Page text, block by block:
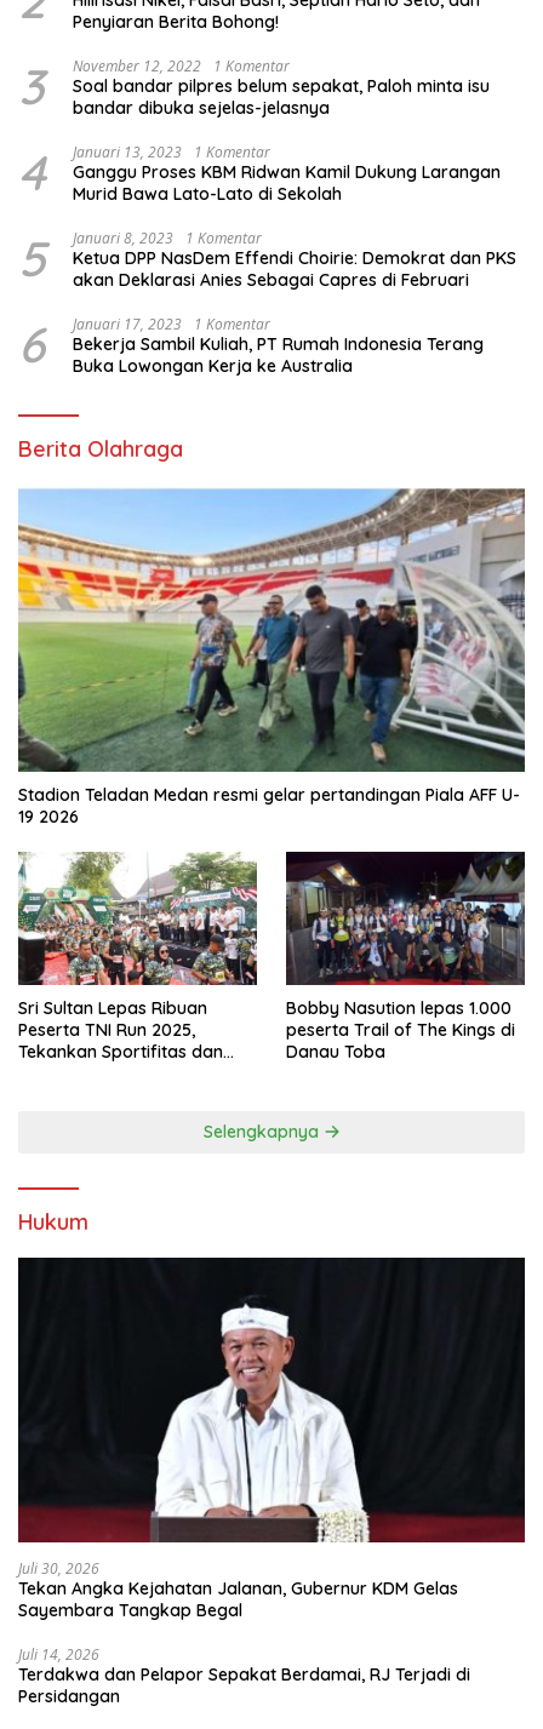
Penyiaran Berita Bohong!
3 November 12, 2022 1 Komentar
Soal bandar pilpres belum sepakat, Paloh minta isu
bandar dibuka sejelas-jelasnya
4 Januari 13, 2023 1 Komentar
Ganggu Proses KBM Ridwan Kamil Dukung Larangan
Murid Bawa Lato-Lato di Sekolah
5 Januari 8, 2023 1 Komentar
Ketua DPP NasDem Effendi Choirie: Demokrat dan PKS
akan Deklarasi Anies Sebagai Capres di Februari
6 Januari 17, 2023 1 Komentar
Bekerja Sambil Kuliah, PT Rumah Indonesia Terang
Buka Lowongan Kerja ke Australia
Berita Olahraga
Stadion Teladan Medan resmi gelar pertandingan Piala AFF U-
19 2026
Sri Sultan Lepas Ribuan
Peserta TNI Run 2025,
Tekankan Sportifitas dan
Bobby Nasution lepas 1.000
peserta Trail of The Kings di
Danau Toba
Selengkapnya
Hukum
Juli 30, 2026
Tekan Angka Kejahatan Jalanan, Gubernur KDM Gelas
Sayembara Tangkap Begal
Juli 14, 2026
Terdakwa dan Pelapor Sepakat Berdamai, RJ Terjadi di
Persidangan